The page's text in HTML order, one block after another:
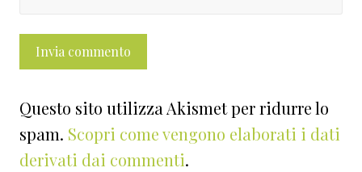
Questo sito utilizza Akismet per ridurre lo
spam. Scopri come vengono elaborati i dati
derivati dai commenti.